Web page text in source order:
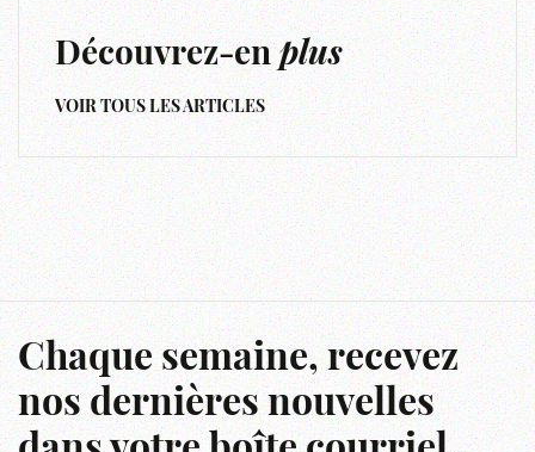
Découvrez-enplus
VOIR TOUS LES ARTICLES
Chaque semaine, recevez
nos dernières nouvelles